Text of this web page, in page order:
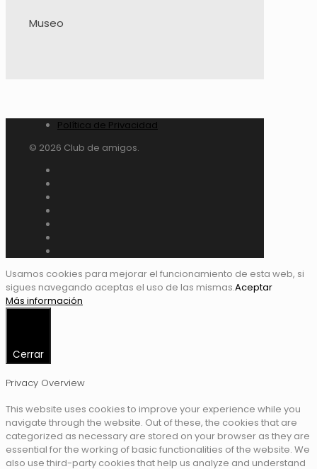
Museo
Política de Privacidad
© 2026 Club de amigos.
Usamos cookies para mejorar el funcionamiento de esta web, si
sigues navegando aceptas el uso de las mismas.Aceptar
Más información
Cerrar
Privacy Overview
This website uses cookies to improve your experience while you
navigate through the website. Out of these, the cookies that are
categorized as necessary are stored on your browser as they are
essential for the working of basic functionalities of the website. We
also use third-party cookies that help us analyze and understand